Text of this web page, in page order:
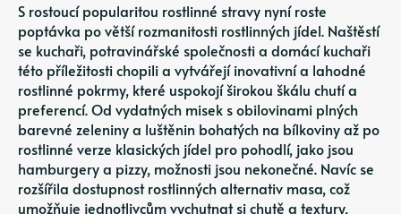
S rostoucí popularitou rostlinné stravy nyní roste
poptávka po větší rozmanitosti rostlinných jídel. Naštěstí
se kuchaři, potravinářské společnosti a domácí kuchaři
této příležitosti chopili a vytvářejí inovativní a lahodné
rostlinné pokrmy, které uspokojí širokou škálu chutí a
preferencí. Od vydatných misek s obilovinami plných
barevné zeleniny a luštěnin bohatých na bílkoviny až po
rostlinné verze klasických jídel pro pohodlí, jako jsou
hamburgery a pizzy, možnosti jsou nekonečné. Navíc se
rozšířila dostupnost rostlinných alternativ masa, což
umožňuje jednotlivcům vychutnat si chutě a textury,